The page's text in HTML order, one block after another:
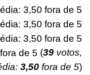
(39 votos,
3,50 fora de 5)